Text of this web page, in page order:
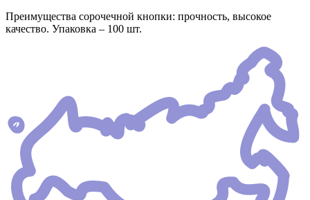
Преимущества сорочечной кнопки: прочность, высокое
качество. Упаковка – 100 шт.